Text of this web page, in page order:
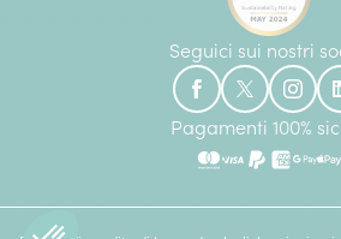
Seguici sui nostri
Pagamenti 100%